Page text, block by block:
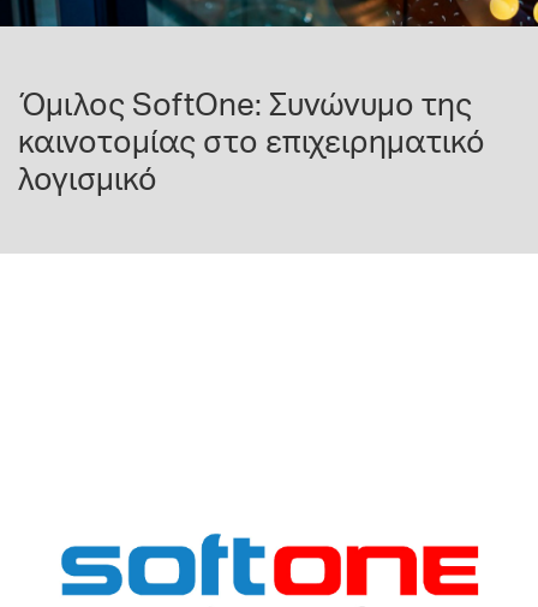
Όμιλος SoftOne: Συνώνυμο της
καινοτομίας στο επιχειρηματικό
λογισμικό